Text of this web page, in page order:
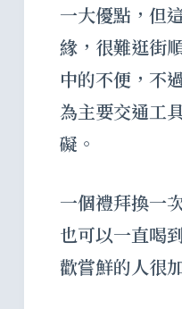
一大優點，但
緣，很難逛街
中的不便，不
為主要交通工
礙。
一個禮拜換一
也可以一直喝
歡嘗鮮的人很